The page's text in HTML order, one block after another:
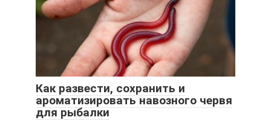
Как развести, сохранить и
ароматизировать навозного червя
для рыбалки